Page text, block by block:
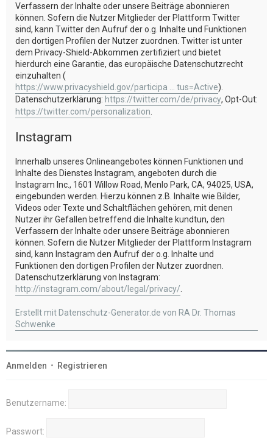
Verfassern der Inhalte oder unsere Beiträge abonnieren
können. Sofern die Nutzer Mitglieder der Plattform Twitter
sind, kann Twitter den Aufruf der o.g. Inhalte und Funktionen
den dortigen Profilen der Nutzer zuordnen. Twitter ist unter
dem Privacy-Shield-Abkommen zertifiziert und bietet
hierdurch eine Garantie, das europäische Datenschutzrecht
einzuhalten (
https://www.privacyshield.gov/participa ... tus=Active).
Datenschutzerklärung: https://twitter.com/de/privacy, Opt-Out:
https://twitter.com/personalization
Instagram
Innerhalb unseres Onlineangebotes können Funktionen und
Inhalte des Dienstes Instagram, angeboten durch die
Instagram Inc., 1601 Willow Road, Menlo Park, CA, 94025, USA,
eingebunden werden. Hierzu können z.B. Inhalte wie Bilder,
Videos oder Texte und Schaltflächen gehören, mit denen
Nutzer ihr Gefallen betreffend die Inhalte kundtun, den
Verfassern der Inhalte oder unsere Beiträge abonnieren
können. Sofern die Nutzer Mitglieder der Plattform Instagram
sind, kann Instagram den Aufruf der o.g. Inhalte und
Funktionen den dortigen Profilen der Nutzer zuordnen.
Datenschutzerklärung von Instagram:
http://instagram.com/about/legal/privacy/
Erstellt mit Datenschutz-Generator.de von RA Dr. Thomas
Schwenke
Anmelden • Registrieren
Benutzername:
Passwort: